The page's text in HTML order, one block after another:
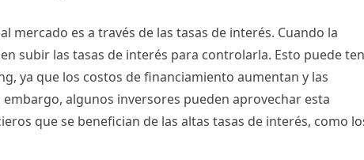
mercado es a través de las tasas de interés. Cuando la
subir las tasas de interés para controlarla. Esto puede
ya que los costos de financiamiento aumentan y las
algunos inversores pueden aprovechar esta
que se benefician de las altas tasas de interés, como